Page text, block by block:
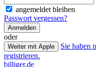
angemeldet bleiben
Passwort vergessen?
Anmelden
oder
Weiter mit Apple
Sie haben
registrieren.
billiger.de